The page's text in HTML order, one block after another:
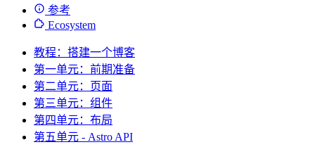
参考
Ecosystem
教程：搭建一个博客
第一单元：前期准备
第二单元：页面
第三单元：组件
第四单元：布局
第五单元 - Astro API